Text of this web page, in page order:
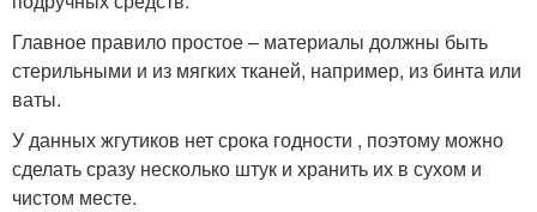
Главное правило простое – материалы должны быть
стерильными и из мягких тканей, например, из бинта или
ваты.
У данных жгутиков нет срока годности , поэтому можно
сделать сразу несколько штук и хранить их в сухом и
чистом месте.